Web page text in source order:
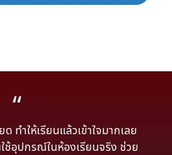
ทำให้เรียนแล้วเข้าใจมากเลย
อุปกรณ์ในห้องเรียนจริง ช่วย